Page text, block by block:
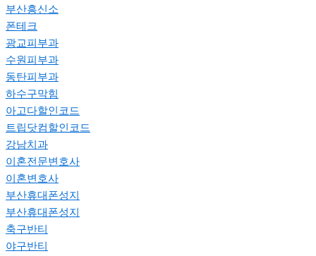
부산흥신소
폰테크
광교피부과
수원피부과
동탄피부과
하수구막힘
아고다할인코드
트립닷컴할인코드
강남치과
이혼전문변호사
이혼변호사
부산휴대폰성지
부산휴대폰성지
축구반티
야구반티